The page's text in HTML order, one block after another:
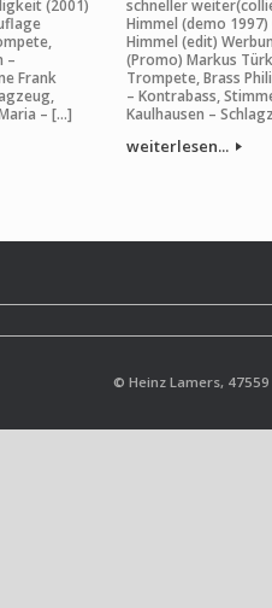
(2001)
–
Frank
– […]
schneller
Himmel (demo 1997)
Himmel (edit)
(Promo) Markus
Trompete, Brass
– Kontrabass,
Kaulhausen –
weiterlesen...
© Heinz Lamers,